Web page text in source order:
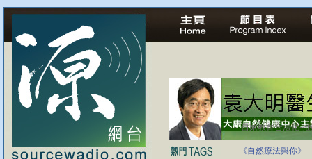
自家教育合法化-
《自然療法與你》